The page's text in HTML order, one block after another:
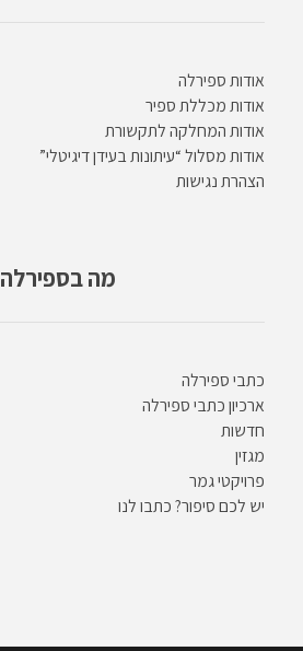
אודות ספירלה
אודות מכללת ספיר
אודות המחלקה לתקשורת
אודות מסלול “עיתונות בעידן דיגיטלי”
הצהרת נגישות
מה בספירלה
כתבי ספירלה
ארכיון כתבי ספירלה
חדשות
מגזין
פרויקטי גמר
יש לכם סיפור? כתבו לנו